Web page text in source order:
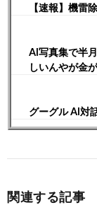
【速報】機雷
AI写真集で半
しいんやが金
グーグル AI対
関連する記事